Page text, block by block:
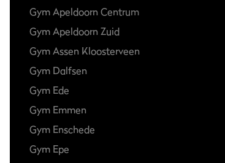
Gym Apeldoorn Centrum
Gym Apeldoorn Zuid
Gym Assen Kloosterveen
Gym Dalfsen
Gym Ede
Gym Emmen
Gym Enschede
Gym Epe